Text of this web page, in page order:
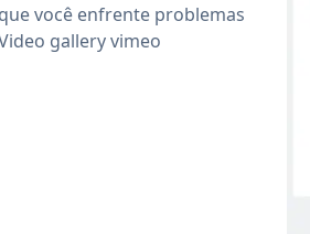
você enfrente problemas
gallery vimeo